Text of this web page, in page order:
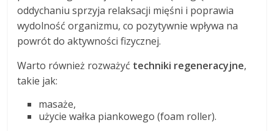
oddychaniu sprzyja relaksacji mięśni i poprawia
wydolność organizmu, co pozytywnie wpływa na
powrót do aktywności fizycznej.
Warto również rozważyć techniki regeneracyjne,
takie jak:
masaże,
użycie wałka piankowego (foam roller).